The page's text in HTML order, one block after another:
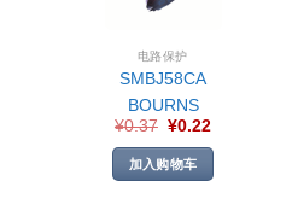
电路保护
SMBJ58CA
BOURNS
¥0.37 ¥0.22
加入购物车